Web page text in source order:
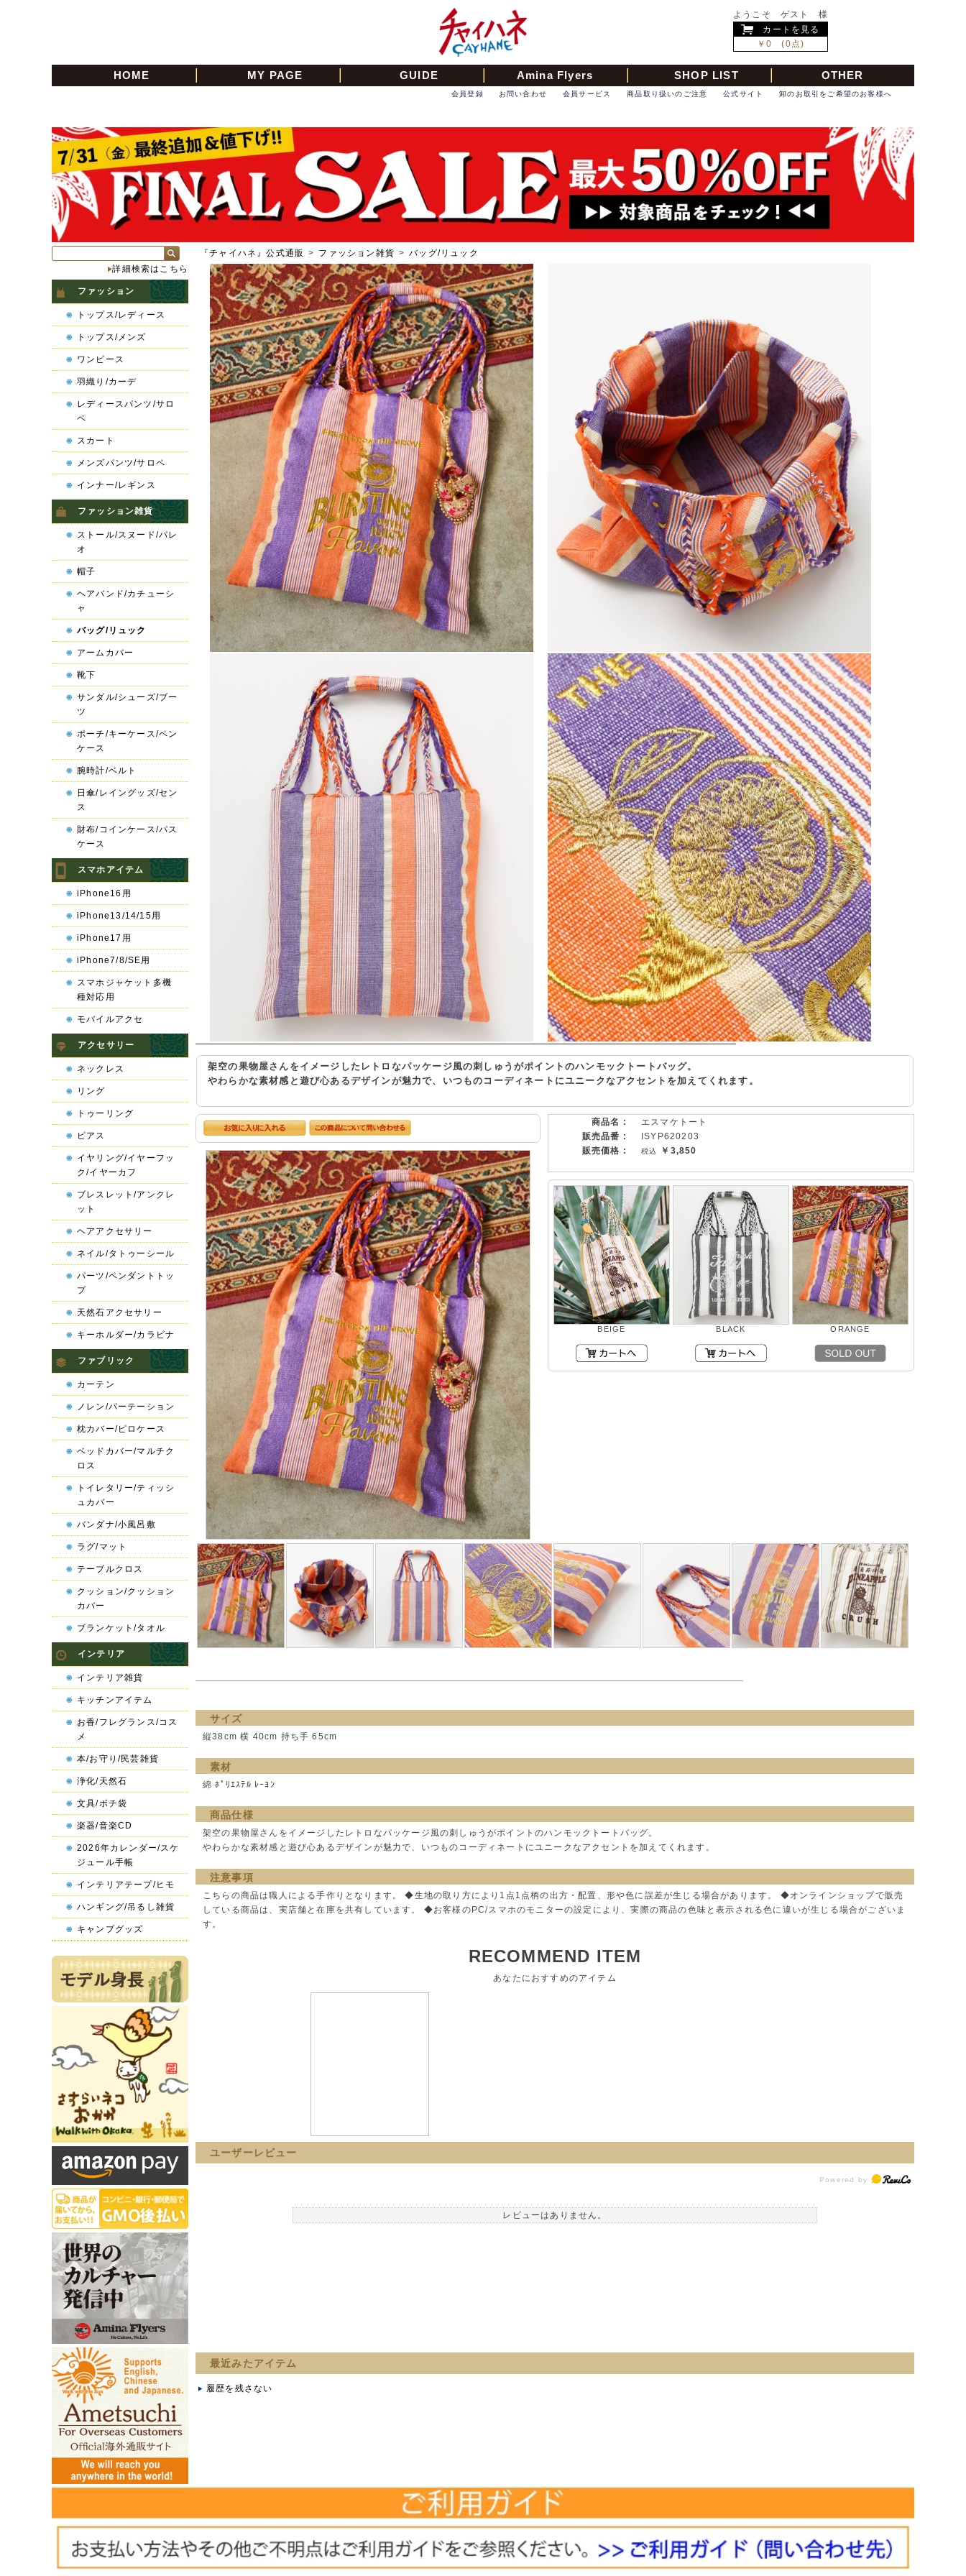
ようこそ ゲスト 様
カートを見る
￥0 (0点)
HOME MY PAGE GUIDE Amina Flyers SHOP LIST OTHER
卸のお取引をご希望のお客様へ
公式サイト
商品取り扱いのご注意
会員サービス
お問い合わせ
会員登録
『チャイハネ』公式通販 > ファッション雑貨 > バッグ/リュック
架空の果物屋さんをイメージしたレトロなパッケージ風の刺しゅうがポイントのハンモックトートバッグ。
やわらかな素材感と遊び心あるデザインが魅力で、いつものコーディネートにユニークなアクセントを加えてくれます。
商品名 :
エスマケトート
販売品番 :
ISYP620203
販売価格 :
￥3,850
BEIGE BLACK ORANGE
サイズ
縦38cm 横 40cm 持ち手 65cm
素材
綿 ﾎﾟﾘｴｽﾃﾙ ﾚｰﾖﾝ
商品仕様
架空の果物屋さんをイメージしたレトロなパッケージ風の刺しゅうがポイントのハンモックトートバッグ。
やわらかな素材感と遊び心あるデザインが魅力で、いつものコーディネートにユニークなアクセントを加えてくれます。
注意事項
こちらの商品は職人による手作りとなります。 ◆生地の取り方により1点1点柄の出方・配置、形や色に誤差が生じる場合があります。 ◆オンラインショップで販売
している商品は、実店舗と在庫を共有しています。 ◆お客様のPC/スマホのモニターの設定により、実際の商品の色味と表示される色に違いが生じる場合がございま
す。
RECOMMEND ITEM
あなたにおすすめのアイテム
ユーザーレビュー
レビューはありません。
最近みたアイテム
履歴を残さない
詳細検索はこちら
ファッション
トップス/レディース
トップス/メンズ
ワンピース
羽織り/カーデ
レディースパンツ/サロ
ペ
スカート
メンズパンツ/サロペ
インナー/レギンス
ファッション雑貨
ストール/スヌード/パレ
オ
帽子
ヘアバンド/カチューシ
ャ
バッグ/リュック
アームカバー
靴下
サンダル/シューズ/ブー
ツ
ポーチ/キーケース/ペン
ケース
腕時計/ベルト
日傘/レイングッズ/セン
ス
財布/コインケース/パス
ケース
スマホアイテム
iPhone16用
iPhone13/14/15用
iPhone17用
iPhone7/8/SE用
スマホジャケット多機
種対応用
モバイルアクセ
アクセサリー
ネックレス
リング
トゥーリング
ピアス
イヤリング/イヤーフッ
ク/イヤーカフ
ブレスレット/アンクレ
ット
ヘアアクセサリー
ネイル/タトゥーシール
パーツ/ペンダントトッ
プ
天然石アクセサリー
キーホルダー/カラビナ
ファブリック
カーテン
ノレン/パーテーション
枕カバー/ピロケース
ベッドカバー/マルチク
ロス
トイレタリー/ティッシ
ュカバー
バンダナ/小風呂敷
ラグ/マット
テーブルクロス
クッション/クッション
カバー
ブランケット/タオル
インテリア
インテリア雑貨
キッチンアイテム
お香/フレグランス/コス
メ
本/お守り/民芸雑貨
浄化/天然石
文具/ポチ袋
楽器/音楽CD
2026年カレンダー/スケ
ジュール手帳
インテリアテープ/ヒモ
ハンギング/吊るし雑貨
キャンプグッズ